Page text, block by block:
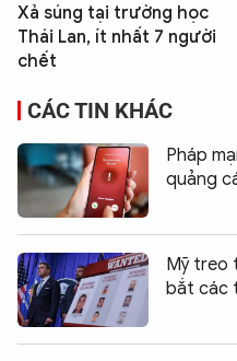
Xả súng tại trường học
Thái Lan, ít nhất 7 người
chết
CÁC TIN KHÁC
Pháp
quảng
Mỹ treo
bắt các